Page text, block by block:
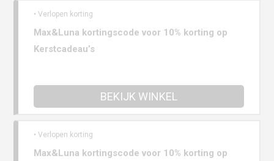
• Verlopen korting
Max&Luna kortingscode voor 10% korting op
Kerstcadeau’s
BEKIJK WINKEL
• Verlopen korting
Max&Luna kortingscode voor 10% korting op